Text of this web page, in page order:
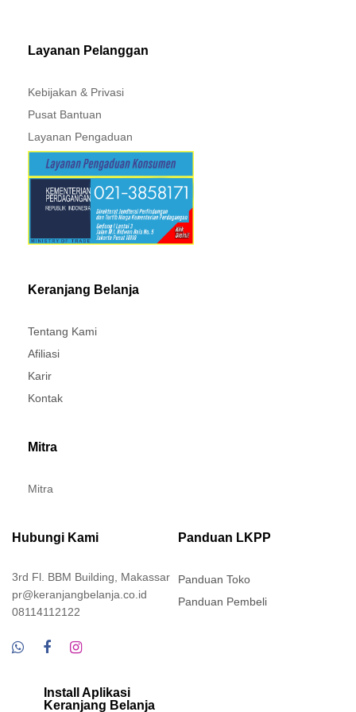
Layanan Pelanggan
Kebijakan & Privasi
Pusat Bantuan
Layanan Pengaduan
Keranjang Belanja
Tentang Kami
Afiliasi
Karir
Kontak
Mitra
Mitra
Hubungi Kami
3rd Fl. BBM Building, Makassar
pr@keranjangbelanja.co.id
08114112122
Panduan LKPP
Panduan Toko
Panduan Pembeli
Install Aplikasi
Keranjang Belanja